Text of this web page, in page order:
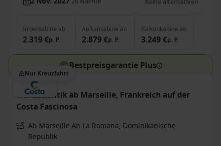
Keine alternativen
Innenkabine ab
2.319 €p. P.
Außenkabine ab
2.879 €p. P.
Balkonkabine ab
3.249 €p. P.
Bestpreisgarantie Plus
Nur Kreuzfahrt
Transatlantik ab Marseille, Frankreich auf der
Costa Fascinosa
Ab Marseille An La Romana, Dominikanische
Republik